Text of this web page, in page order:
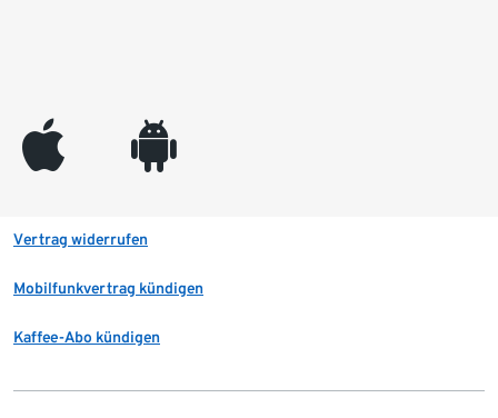
appleinc android
Vertrag widerrufen
Mobilfunkvertrag kündigen
Kaffee-Abo kündigen